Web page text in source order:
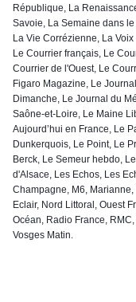
République, La
Savoie, La Semaine dans
La Vie Corrézienne, La
Le Courrier français, Le
Courrier de l'Ouest, Le
Figaro Magazine, Le
Dimanche, Le Journal du
Saône-et-Loire, Le Maine
Aujourd’hui en France, Le
Dunkerquois, Le Point, Le
Berck, Le Semeur hebdo,
d'Alsace, Les Echos, Les
Champagne, M6,
Eclair, Nord Littoral, Ouest
Océan, Radio France,
Vosges Matin.